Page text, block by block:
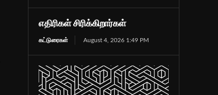
எதிரிகள் சிரிக்கிறார்கள்
கட்டுரைகள் August 4, 2026 1:49 PM